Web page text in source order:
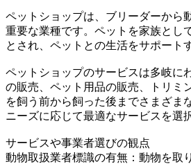
ペットショップは、ブリーダーから
重要な業種です。ペットを家族とし
とされ、ペットとの生活をサポート
ペットショップのサービスは多岐に
の販売、ペット用品の販売、トリミ
を飼う前から飼った後までさまざま
ニーズに応じて最適なサービスを選
サービスや事業者選びの観点
動物取扱業者標識の有無：動物を取